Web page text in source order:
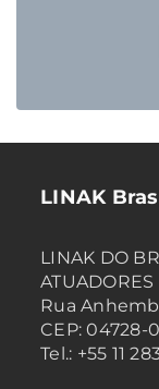
LINAK
LINAK DO
ATUADORES
Rua
CEP: 04728-
Tel.: +55 11